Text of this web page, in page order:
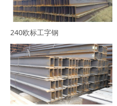
240欧标工字钢